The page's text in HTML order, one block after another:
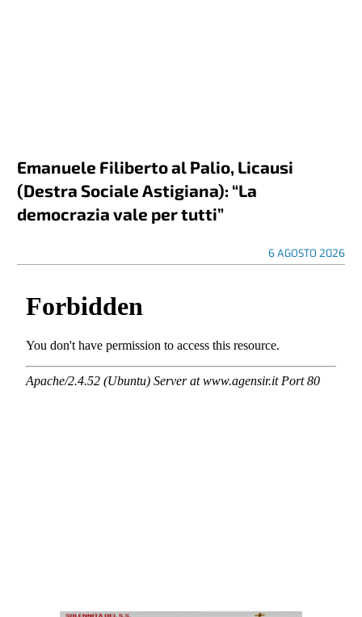
Emanuele Filiberto al Palio, Licausi
(Destra Sociale Astigiana): “La
democrazia vale per tutti”
6 AGOSTO 2026